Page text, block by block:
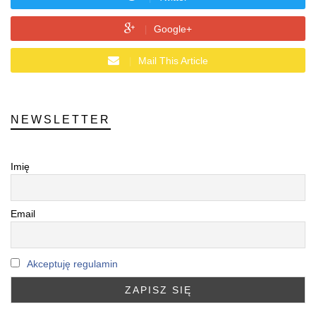
Google+
Mail This Article
NEWSLETTER
Imię
Email
Akceptuję regulamin